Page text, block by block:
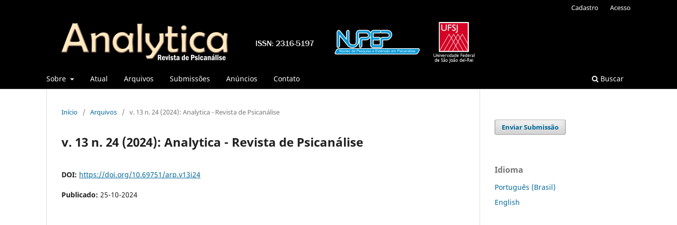
Sobre Atual Arquivos Submissões Anúncios Contato Buscar
Cadastro Acesso
Início / Arquivos / v. 13 n. 24 (2024): Analytica - Revista de Psicanálise
v. 13 n. 24 (2024): Analytica - Revista de Psicanálise
DOI: https://doi.org/10.69751/arp.v13i24
Publicado: 25-10-2024
Enviar Submissão
Idioma
Português (Brasil)
English